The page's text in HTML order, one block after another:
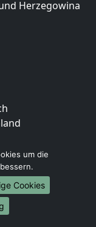
Herzegowina
um die
Cookies